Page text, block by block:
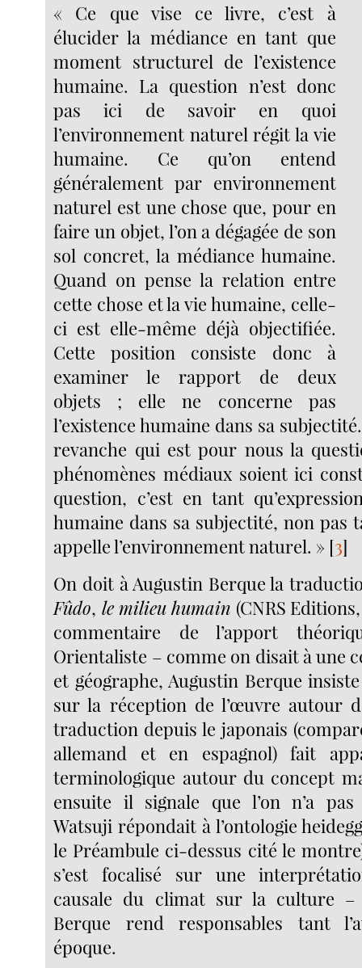
« Ce que vise ce livre, c’est à
élucider la médiance en tant que
moment structurel de l’existence
humaine. La question n’est donc
pas ici de savoir en quoi
l’environnement naturel régit la vie
humaine. Ce qu’on entend
généralement par environnement
naturel est une chose que, pour en
faire un objet, l’on a dégagée de son
sol concret, la médiance humaine.
Quand on pense la relation entre
cette chose et la vie humaine, celle-
ci est elle-même déjà objectifiée.
Cette position consiste donc à
examiner le rapport de deux
objets ; elle ne concerne pas
l’existence humaine dans sa
revanche qui est pour nous la
phénomènes médiaux soient ici
question, c’est en tant
humaine dans sa subjectité, non pas
appelle l’environnement naturel. » [3]
On doit à Augustin Berque la
Fûdo, le milieu humain (CNRS
commentaire de l’apport
Orientaliste – comme on disait à une
et géographe, Augustin Berque
sur la réception de l’œuvre autour
traduction depuis le japonais
allemand et en espagnol) fait
terminologique autour du concept
ensuite il signale que l’on n’a
Watsuji répondait à l’ontologie
le Préambule ci-dessus cité le
s’est focalisé sur une
causale du climat sur la culture
Berque rend responsables tant
époque.